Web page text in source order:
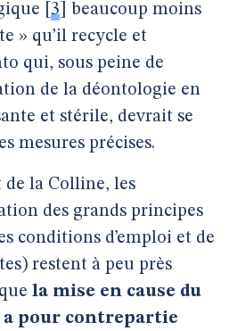
3
beaucoup moins
» qu’il recycle et
qui, sous peine de
de la déontologie en
et stérile, devrait se
mesures précises.
de la Colline, les
des grands principes
conditions d’emploi et de
restent à peu près
la mise en cause du
pour contrepartie